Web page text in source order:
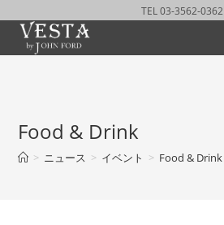
TEL 03-3562-0362
Food & Drink
> ニュース > イベント > Food & Drink